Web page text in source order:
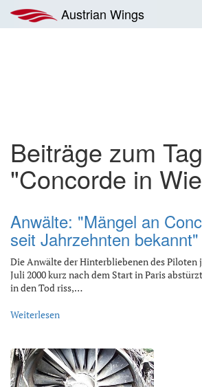
Inhalt
springen
Austrian Wings
Beiträge zum Tag
"Concorde in
Anwälte: "Mängel an
seit Jahrzehnten bekannt"
Die Anwälte der Hinterbliebenen des Piloten
Juli 2000 kurz nach dem Start in Paris
in den Tod riss,…
Weiterlesen